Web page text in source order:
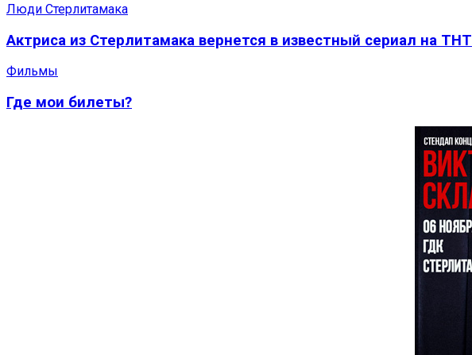
Люди Стерлитамака
Актриса из Стерлитамака вернется в известный сериал на ТНТ
Фильмы
Где мои билеты?